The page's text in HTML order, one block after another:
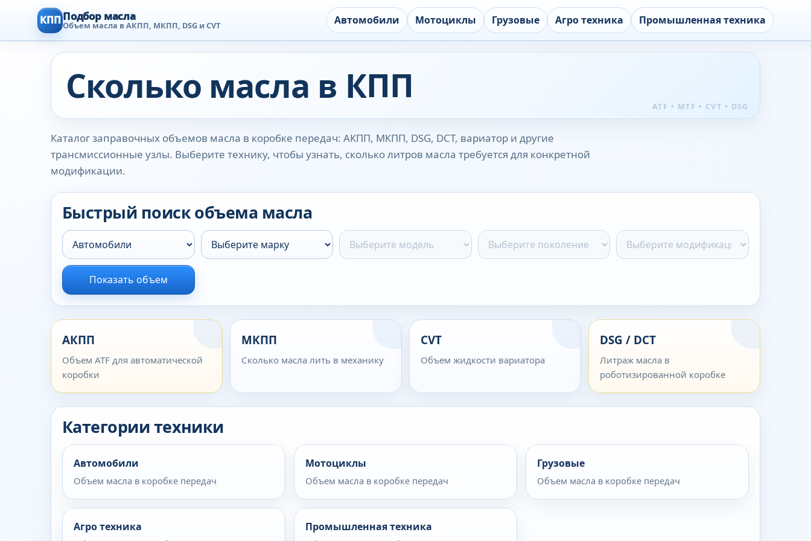
КПП Подбор масла
Объем масла в АКПП, МКПП, DSG и CVT Автомобили Мотоциклы Грузовые Агро техника Промышленная техника
Сколько масла в КПП
Каталог заправочных объемов масла в коробке передач: АКПП, МКПП, DSG, DCT, вариатор и другие
трансмиссионные узлы. Выберите технику, чтобы узнать, сколько литров масла требуется для конкретной
модификации.
Быстрый поиск объема масла
Показать объем
АКПП
Объем ATF для автоматической
коробки
МКПП
Сколько масла лить в механику
CVT
Объем жидкости вариатора
DSG / DCT
Литраж масла в
роботизированной коробке
Категории техники
Автомобили
Объем масла в коробке передач
Мотоциклы
Объем масла в коробке передач
Грузовые
Объем масла в коробке передач
Агро техника Промышленная техника